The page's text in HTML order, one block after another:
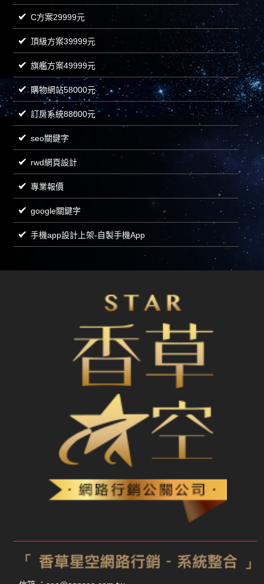
C方案29999元
頂級方案39999元
旗艦方案49999元
購物網站58000元
訂房系統88000元
seo關鍵字
rwd網頁設計
專業報價
google關鍵字
手機app設計上架-自製手機App